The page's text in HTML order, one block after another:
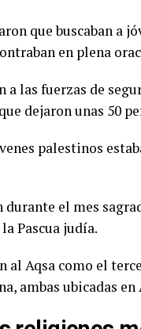
que buscaban a
en plena
a las fuerzas de
dejaron unas 50
palestinos
el mes
Pascua judía.
al Aqsa como el
ambas ubicadas